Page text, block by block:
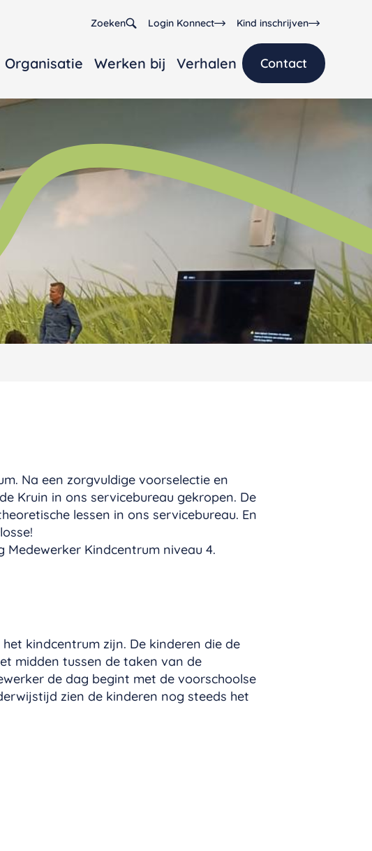
Organisatie Werken bij Verhalen Contact
Zoeken Login Konnect Kind inschrijven
Na een zorgvuldige voorselectie en
Kruin in ons servicebureau gekropen. De
lessen in ons servicebureau. En
Kindcentrum niveau 4.
kindcentrum zijn. De kinderen die de
midden tussen de taken van de
de dag begint met de voorschoolse
zien de kinderen nog steeds het